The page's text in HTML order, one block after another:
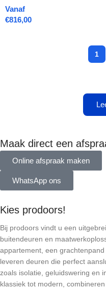
Vanaf
€816,00
1
Maak direct een
Online afspraak maken
WhatsApp ons
Kies prodoors!
Bij prodoors vindt u een
buitendeuren en
appartement, een
leveren deuren die perfect
zoals isolatie, geluidswering en
klassiek tot modern,